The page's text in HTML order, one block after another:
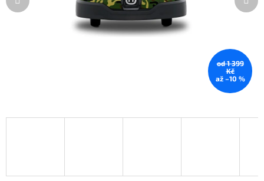
od 1 399
Kč
až –10 %